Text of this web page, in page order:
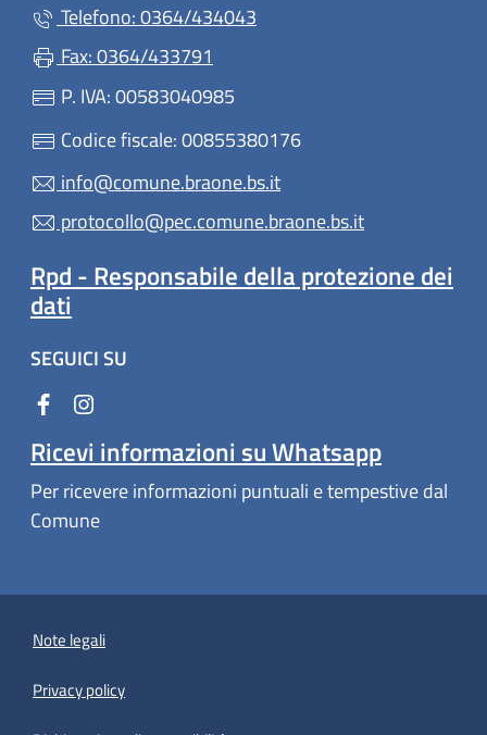
Telefono: 0364/434043
Fax: 0364/433791
P. IVA: 00583040985
Codice fiscale: 00855380176
info@comune.braone.bs.it
protocollo@pec.comune.braone.bs.it
Rpd - Responsabile della protezione dei
dati
SEGUICI SU
Ricevi informazioni su Whatsapp
Per ricevere informazioni puntuali e tempestive dal
Comune
Note legali
Privacy policy